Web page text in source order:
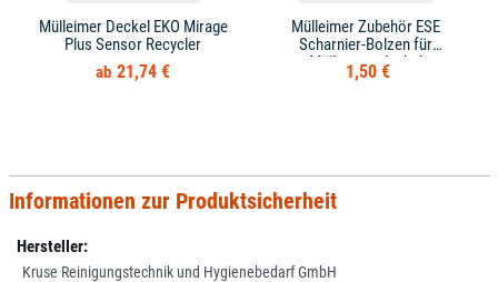
Mülleimer Deckel EKO Mirage
Plus Sensor Recycler
21,74 €
Mülleimer Zubehör ESE
Scharnier-Bolzen für
Mülltonnendeckel
1,50 €
Informationen zur Produktsicherheit
Hersteller:
Kruse Reinigungstechnik und Hygienebedarf GmbH